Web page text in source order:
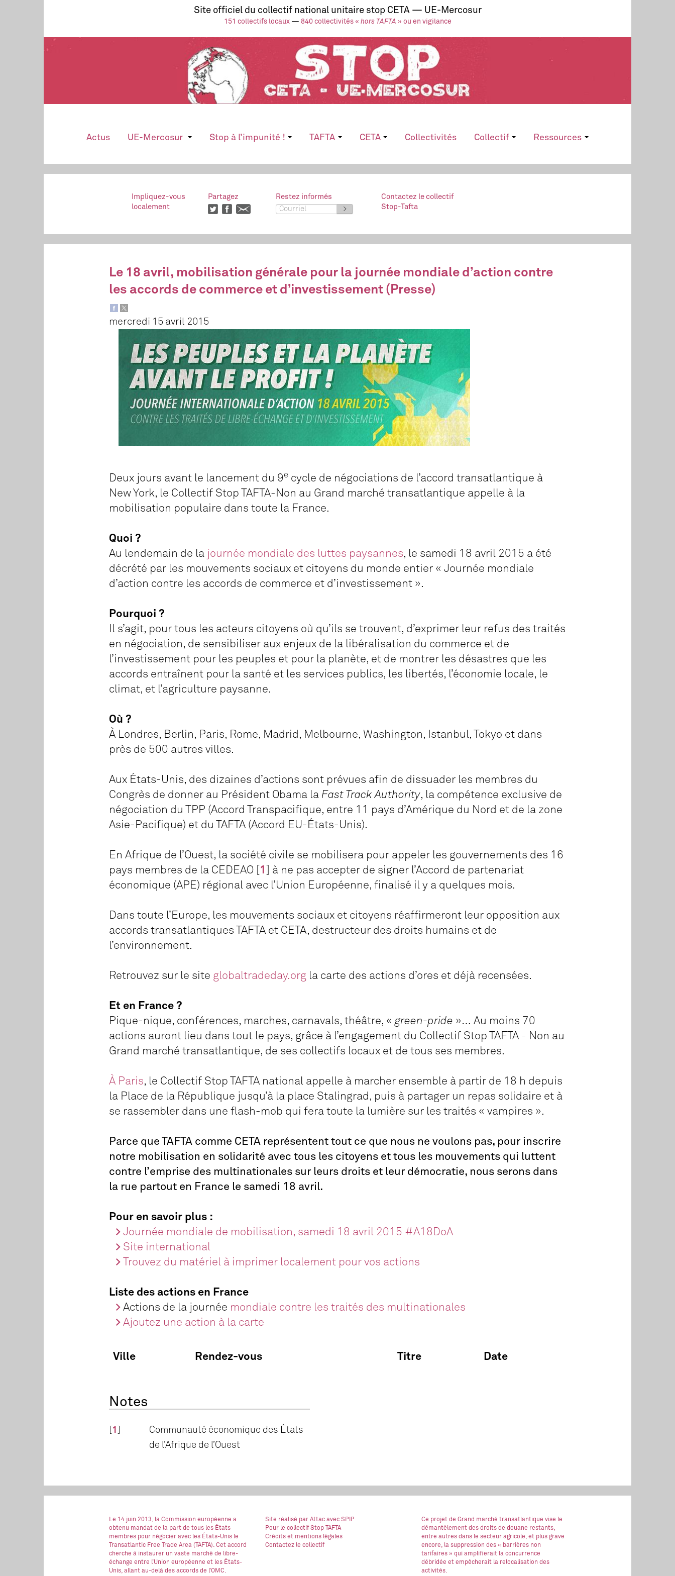
Site officiel du collectif national unitaire stop CETA — UE-Mercosur
151 collectifs locaux— 840 collectivités « hors TAFTA » ou en vigilance
Actus UE-Mercosur Stop à l’impunité ! TAFTA CETA Collectivités Collectif Ressources
Impliquez-vous
localement
Partagez
Restez informés
>
Contactez le collectif
Stop-Tafta
Le 18 avril, mobilisation générale pour la journée mondiale d’action contre
les accords de commerce et d’investissement (Presse)
mercredi 15 avril 2015
Deux jours avant le lancement du 9e cycle de négociations de l’accord transatlantique à
New York, le Collectif Stop TAFTA-Non au Grand marché transatlantique appelle à la
mobilisation populaire dans toute la France.
Quoi ?
Au lendemain de la journée mondiale des luttes paysannes, le samedi 18 avril 2015 a été
décrété par les mouvements sociaux et citoyens du monde entier « Journée mondiale
d’action contre les accords de commerce et d’investissement ».
Pourquoi ?
Il s’agit, pour tous les acteurs citoyens où qu’ils se trouvent, d’exprimer leur refus des traités
en négociation, de sensibiliser aux enjeux de la libéralisation du commerce et de
l’investissement pour les peuples et pour la planète, et de montrer les désastres que les
accords entraînent pour la santé et les services publics, les libertés, l’économie locale, le
climat, et l’agriculture paysanne.
Où ?
À Londres, Berlin, Paris, Rome, Madrid, Melbourne, Washington, Istanbul, Tokyo et dans
près de 500 autres villes.
Aux États-Unis, des dizaines d’actions sont prévues afin de dissuader les membres du
Congrès de donner au Président Obama la Fast Track Authority, la compétence exclusive de
négociation du TPP (Accord Transpacifique, entre 11 pays d’Amérique du Nord et de la zone
Asie-Pacifique) et du TAFTA (Accord EU-États-Unis).
En Afrique de l’Ouest, la société civile se mobilisera pour appeler les gouvernements des 16
pays membres de la CEDEAO
1
à ne pas accepter de signer l’Accord de partenariat
économique (APE) régional avec l’Union Européenne, finalisé il y a quelques mois.
Dans toute l’Europe, les mouvements sociaux et citoyens réaffirmeront leur opposition aux
accords transatlantiques TAFTA et CETA, destructeur des droits humains et de
l’environnement.
Retrouvez sur le site globaltradeday.org la carte des actions d’ores et déjà recensées.
Et en France ?
Pique-nique, conférences, marches, carnavals, théâtre, « green-pride »… Au moins 70
actions auront lieu dans tout le pays, grâce à l’engagement du Collectif Stop TAFTA - Non au
Grand marché transatlantique, de ses collectifs locaux et de tous ses membres.
À Paris, le Collectif Stop TAFTA national appelle à marcher ensemble à partir de 18 h depuis
la Place de la République jusqu’à la place Stalingrad, puis à partager un repas solidaire et à
se rassembler dans une flash-mob qui fera toute la lumière sur les traités « vampires ».
Parce que TAFTA comme CETA représentent tout ce que nous ne voulons pas, pour inscrire
notre mobilisation en solidarité avec tous les citoyens et tous les mouvements qui luttent
contre l’emprise des multinationales sur leurs droits et leur démocratie, nous serons dans
la rue partout en France le samedi 18 avril.
Pour en savoir plus :
Journée mondiale de mobilisation, samedi 18 avril 2015 #A18DoA
Site international
Trouvez du matériel à imprimer localement pour vos actions
Liste des actions en France
Actions de la journée mondiale contre les traités des multinationales
Ajoutez une action à la carte
Ville Rendez-vous Titre Date
Notes
1
Communauté économique des États
de l’Afrique de l’Ouest
Le 14 juin 2013, la Commission européenne a
obtenu mandat de la part de tous les États
membres pour négocier avec les États-Unis le
Transatlantic Free Trade Area (TAFTA). Cet accord
cherche à instaurer un vaste marché de libre-
échange entre l’Union européenne et les États-
Unis, allant au-delà des accords de l’OMC.
Site réalisé par Attac avec SPIP
Pour le collectif Stop TAFTA
Crédits et mentions légales
Contactez le collectif
Ce projet de Grand marché transatlantique vise le
démantèlement des droits de douane restants,
entre autres dans le secteur agricole, et plus grave
encore, la suppression des « barrières non
tarifaires » qui amplifierait la concurrence
débridée et empêcherait la relocalisation des
activités.